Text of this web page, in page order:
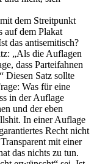
dem Streitpunkt
auf dem Plakat
das antisemitisch?
„Als die Auflagen
dass Parteifahnen
Diesen Satz sollte
Was für eine
in der Auflage
und der eben
In einer Auflage
Recht nicht
mit einer
das nichts zu tun.